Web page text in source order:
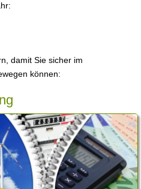
damit Sie sicher im
können: